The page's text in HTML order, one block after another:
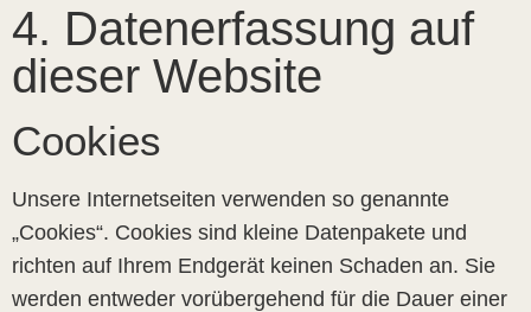
4. Datenerfassung auf
dieser Website
Cookies
Unsere Internetseiten verwenden so genannte
„Cookies“. Cookies sind kleine Datenpakete und
richten auf Ihrem Endgerät keinen Schaden an. Sie
werden entweder vorübergehend für die Dauer einer